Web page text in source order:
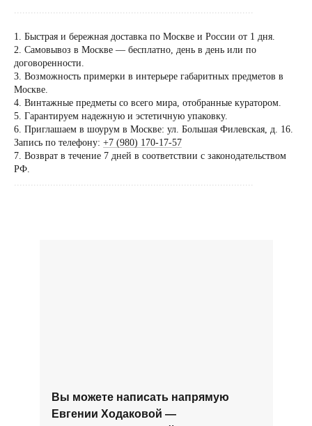
......................................................................................
1. Быстрая и бережная доставка по Москве и России от 1 дня.
2. Самовывоз в Москве — бесплатно, день в день или по
договоренности.
3. Возможность примерки в интерьере габаритных предметов в
Москве.
4. Винтажные предметы со всего мира, отобранные куратором.
5. Гарантируем надежную и эстетичную упаковку.
6. Приглашаем в шоурум в Москве: ул. Большая Филевская, д. 16.
Запись по телефону: +7 (980) 170-17-57
7. Возврат в течение 7 дней в соответствии с законодательством
РФ.
......................................................................................
Вы можете написать напрямую
Евгении Ходаковой —
Вы можете
Евгении
архитектору и
Посещение только
договоренности